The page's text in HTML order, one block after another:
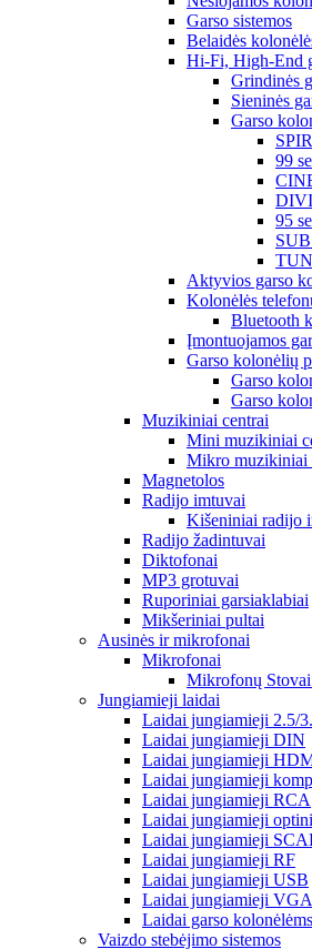
Garso sistemos
Belaidės
Hi-Fi, High-End
Grindinės
Sieninės
Garso
99
95
Aktyvios garso
Kolonėlės
Bluetooth
Įmontuojamos
Garso kolonėlių
Garso
Garso
Muzikiniai centrai
Mini muzikiniai
Mikro muzikiniai
Magnetolos
Radijo imtuvai
Kišeniniai radijo
Radijo žadintuvai
Diktofonai
MP3 grotuvai
Ruporiniai garsiaklabiai
Mikšeriniai pultai
Ausinės ir mikrofonai
Mikrofonai
Mikrofonų
Jungiamieji laidai
Laidai jungiamieji 2.5/
Laidai jungiamieji DIN
Laidai jungiamieji
Laidai jungiamieji
Laidai jungiamieji RCA
Laidai jungiamieji
Laidai jungiamieji
Laidai jungiamieji RF
Laidai jungiamieji USB
Laidai jungiamieji
Laidai garso kolonėlėms
Vaizdo stebėjimo sistemos